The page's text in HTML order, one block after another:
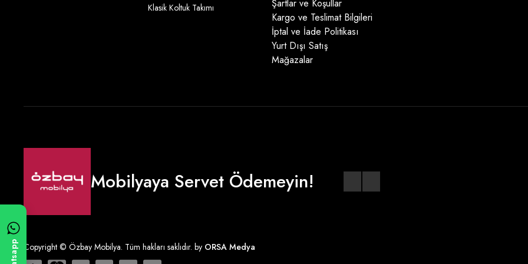
Klasik Koltuk Takımı
Şartlar ve Koşullar
Kargo ve Teslimat Bilgileri
İptal ve İade Politikası
Yurt Dışı Satış
Mağazalar
Mobilyaya Servet Ödemeyin!
Copyright © Özbay Mobilya. Tüm hakları saklıdır. by ORSA Medya